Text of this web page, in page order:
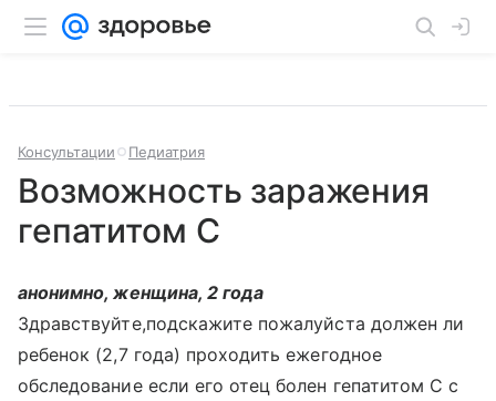
Консультации Педиатрия
Возможность заражения
гепатитом С
анонимно, женщина, 2 года
Здравствуйте,подскажите пожалуйста должен ли
ребенок (2,7 года) проходить ежегодное
обследование если его отец болен гепатитом С с